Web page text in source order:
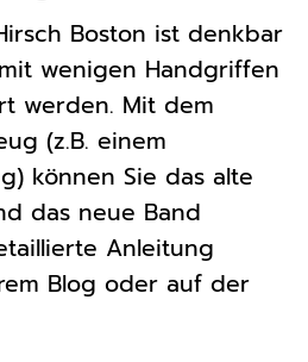
Boston ist denkbar
wenigen Handgriffen
werden. Mit dem
(z.B. einem
können Sie das alte
das neue Band
Anleitung
Blog oder auf der